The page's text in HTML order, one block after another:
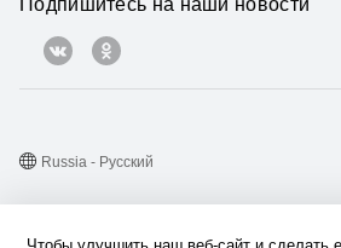
Подпишитесь на наши новости
Russia - Pусский